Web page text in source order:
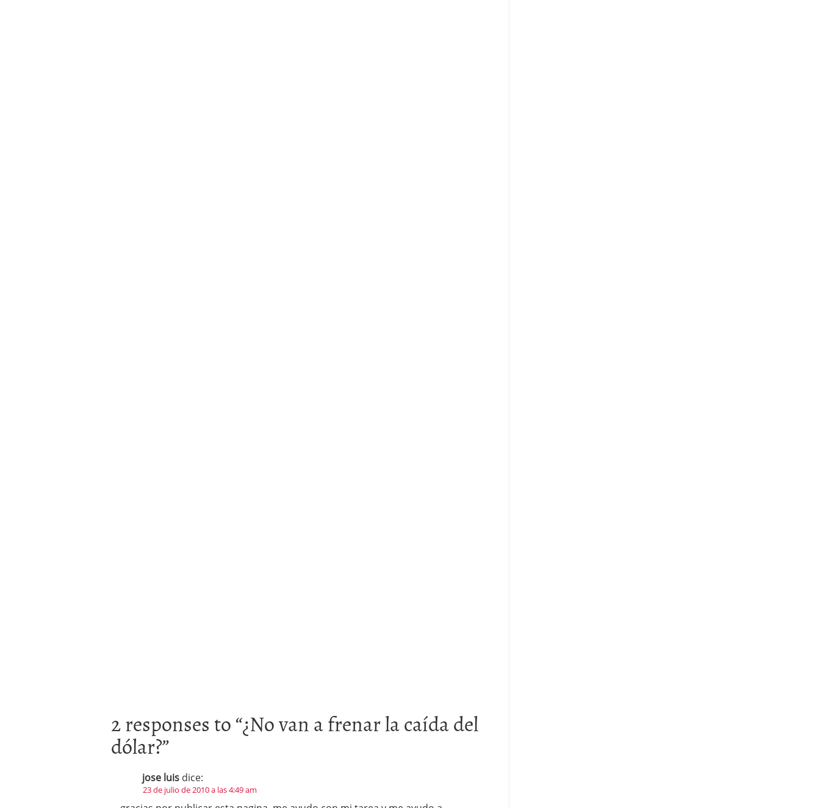
2 responses to “¿No van a frenar la caída del
dólar?”
jose luis dice:
23 de julio de 2010 a las 4:49 am